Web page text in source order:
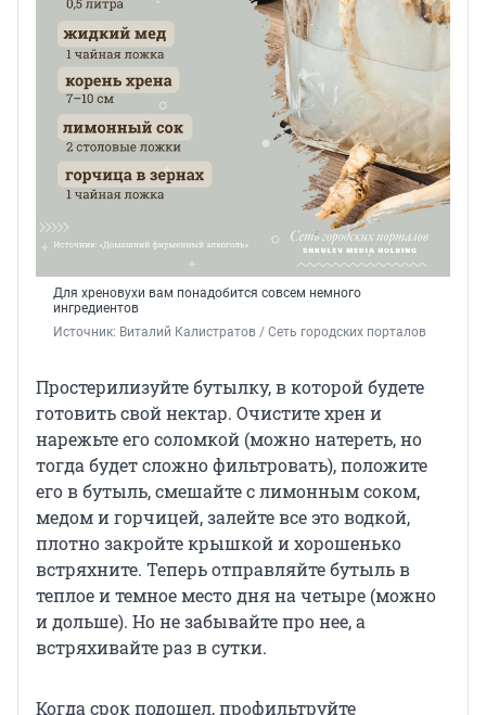
Для хреновухи вам понадобится совсем немного
ингредиентов
Источник: Виталий Калистратов / Сеть городских порталов
Простерилизуйте бутылку, в которой будете
готовить свой нектар. Очистите хрен и
нарежьте его соломкой (можно натереть, но
тогда будет сложно фильтровать), положите
его в бутыль, смешайте с лимонным соком,
медом и горчицей, залейте все это водкой,
плотно закройте крышкой и хорошенько
встряхните. Теперь отправляйте бутыль в
теплое и темное место дня на четыре (можно
и дольше). Но не забывайте про нее, а
встряхивайте раз в сутки.
Когда срок подошел, профильтруйте